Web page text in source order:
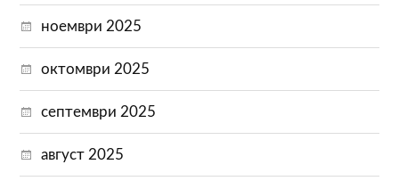
ноември 2025
октомври 2025
септември 2025
август 2025